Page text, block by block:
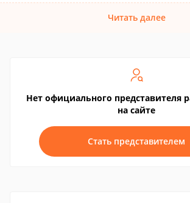
Читать далее
Нет официального представителя
на сайте
Стать представителем